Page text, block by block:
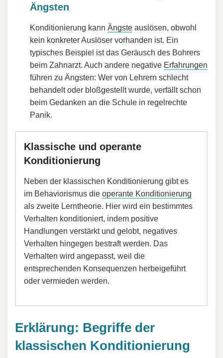
Ängsten
Konditionierung kann Ängste auslösen, obwohl
kein konkreter Auslöser vorhanden ist. Ein
typisches Beispiel ist das Geräusch des Bohrers
beim Zahnarzt. Auch andere negative Erfahrungen
führen zu Ängsten: Wer von Lehrern schlecht
behandelt oder bloßgestellt wurde, verfällt schon
beim Gedanken an die Schule in regelrechte
Panik.
Klassische und operante
Konditionierung
Neben der klassischen Konditionierung gibt es
im Behaviorismus die operante Konditionierung
als zweite Lerntheorie. Hier wird ein bestimmtes
Verhalten konditioniert, indem positive
Handlungen verstärkt und gelobt, negatives
Verhalten hingegen bestraft werden. Das
Verhalten wird angepasst, weil die
entsprechenden Konsequenzen herbeigeführt
oder vermieden werden.
Erklärung: Begriffe der
klassischen Konditionierung